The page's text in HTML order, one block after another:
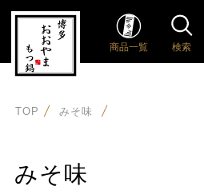
商品一覧 検索
TOP みそ味
みそ味